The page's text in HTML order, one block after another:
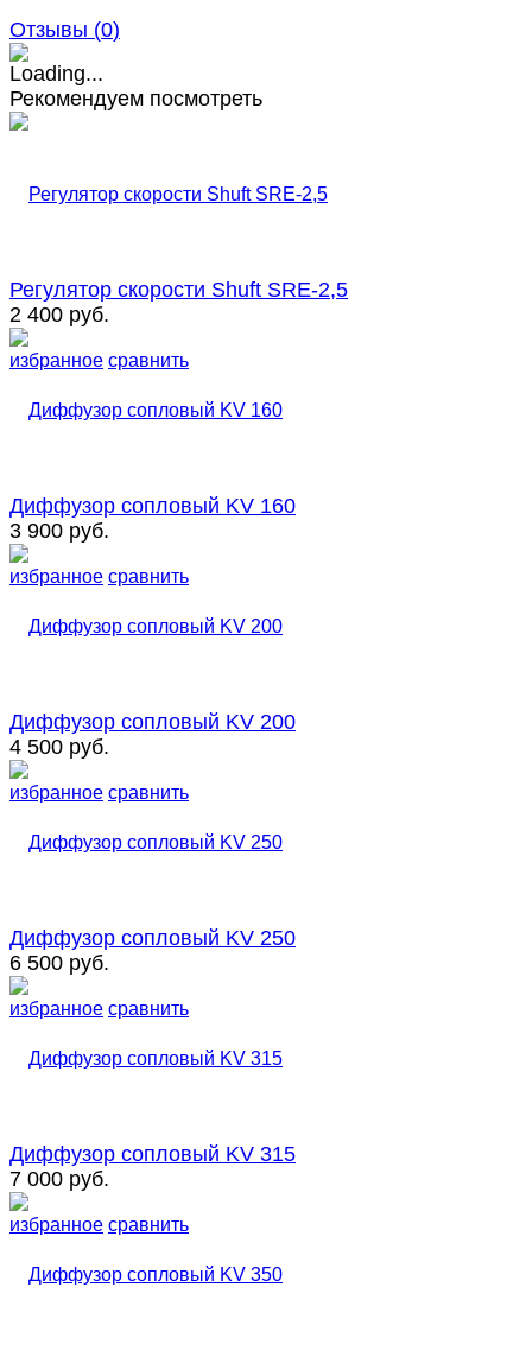
Отзывы (0)
Рекомендуем посмотреть
избранное сравнить
Регулятор скорости Shuft SRE-2,5
2 400 руб.
избранное сравнить
Диффузор сопловый KV 160
3 900 руб.
избранное сравнить
Диффузор сопловый KV 200
4 500 руб.
избранное сравнить
Диффузор сопловый KV 250
6 500 руб.
избранное сравнить
Диффузор сопловый KV 315
7 000 руб.